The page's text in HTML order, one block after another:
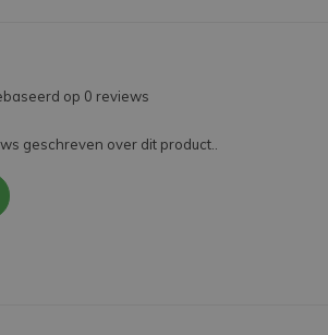
op 0 reviews
geschreven over dit product..